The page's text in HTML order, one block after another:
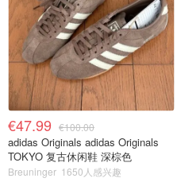
€47.99 €100.00
adidas Originals adidas Originals
TOKYO 复古休闲鞋 深棕色
Breuninger 1650人感兴趣